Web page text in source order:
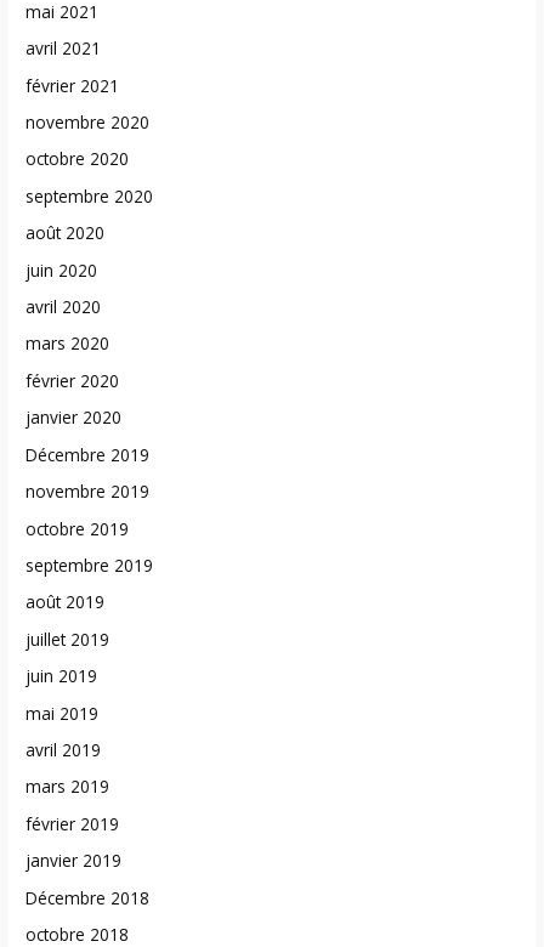
mai 2021
avril 2021
février 2021
novembre 2020
octobre 2020
septembre 2020
août 2020
juin 2020
avril 2020
mars 2020
février 2020
janvier 2020
Décembre 2019
novembre 2019
octobre 2019
septembre 2019
août 2019
juillet 2019
juin 2019
mai 2019
avril 2019
mars 2019
février 2019
janvier 2019
Décembre 2018
octobre 2018